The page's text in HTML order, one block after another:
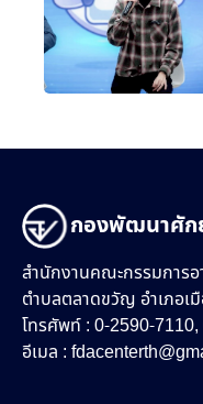
กองพัฒนาศัก
สำนักงานคณะกรรมการ
ตำบลตลาดขวัญ อำเภอ
โทรศัพท์ : 0-2590-
อีเมล :